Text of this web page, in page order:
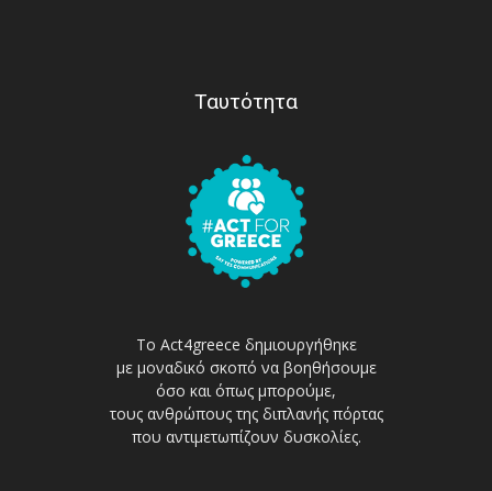
Ταυτότητα
Το Act4greece δημιουργήθηκε
με μοναδικό σκοπό να βοηθήσουμε
όσο και όπως μπορούμε,
τους ανθρώπους της διπλανής πόρτας
που αντιμετωπίζουν δυσκολίες.